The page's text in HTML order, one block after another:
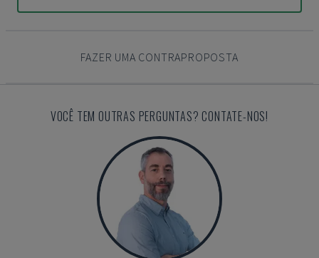
FAZER UMA CONTRAPROPOSTA
VOCÊ TEM OUTRAS PERGUNTAS? CONTATE-NOS!